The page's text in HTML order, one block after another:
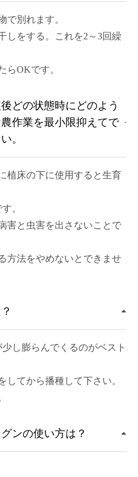
で別れます。
しをする。これを2～3回繰
らOKです。
どの状態時にどのよう
作業を最小限抑えてで
。
植床の下に使用すると生育
。
害と虫害を出さないことで
方法をやめないとできませ
し膨らんでくるのがベスト
してから播種して下さい。
ンの使い方は？